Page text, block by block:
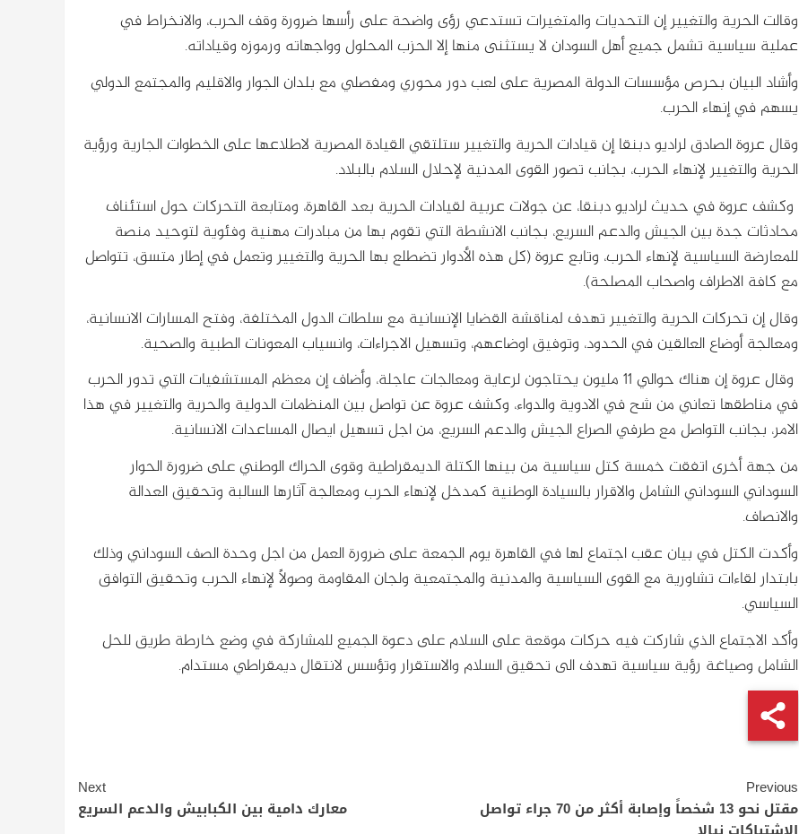
وقالت الحرية والتغيير إن التحديات والمتغيرات تستدعي رؤى واضحة على رأسها ضرورة وقف الحرب، والانخراط في
عملية سياسية تشمل جميع أهل السودان لا يستثنى منها إلا الحزب المحلول وواجهاته ورموزه وقياداته.
وأشاد البيان بحرص مؤسسات الدولة المصرية على لعب دور محوري ومفصلي مع بلدان الجوار والاقليم والمجتمع الدولي
يسهم في إنهاء الحرب.
وقال عروة الصادق لراديو دبنقا إن قيادات الحرية والتغيير ستلتقي القيادة المصرية لاطلاعها على الخطوات الجارية ورؤية
الحرية والتغيير لإنهاء الحرب، بجانب تصور القوى المدنية لإحلال السلام بالبلاد.
وكشف عروة في حديث لراديو دبنقا، عن جولات عربية لقيادات الحرية بعد القاهرة، ومتابعة التحركات حول استئناف
محادثات جدة بين الجيش والدعم السريع، بجانب الانشطة التي تقوم بها من مبادرات مهنية وفئوية لتوحيد منصة
للمعارضة السياسية لإنهاء الحرب، وتابع عروة (كل هذه الأدوار تضطلع بها الحرية والتغيير وتعمل في إطار متسق، تتواصل
مع كافة الاطراف واصحاب المصلحة).
وقال إن تحركات الحرية والتغيير تهدف لمناقشة القضايا الإنسانية مع سلطات الدول المختلفة، وفتح المسارات الانسانية،
ومعالجة أوضاع العالقين في الحدود، وتوفيق اوضاعهم، وتسهيل الاجراءات، وانسياب المعونات الطبية والصحية.
وقال عروة إن هناك حوالي 11 مليون يحتاجون لرعاية ومعالجات عاجلة، وأضاف إن معظم المستشفيات التي تدور الحرب
في مناطقها تعاني من شح في الادوية والدواء، وكشف عروة عن تواصل بين المنظمات الدولية والحرية والتغيير في هذا
الامر، بجانب التواصل مع طرفي الصراع الجيش والدعم السريع، من اجل تسهيل ايصال المساعدات الانسانية.
من جهة أخرى اتفقت خمسة كتل سياسية من بينها الكتلة الديمقراطية وقوى الحراك الوطني على ضرورة الحوار
السوداني السوداني الشامل والاقرار بالسيادة الوطنية كمدخل لإنهاء الحرب ومعالجة آثارها السالبة وتحقيق العدالة
والانصاف.
وأكدت الكتل في بيان عقب اجتماع لها في القاهرة يوم الجمعة على ضرورة العمل من اجل وحدة الصف السوداني وذلك
بابتدار لقاءات تشاورية مع القوى السياسية والمدنية والمجتمعية ولجان المقاومة وصولاً لإنهاء الحرب وتحقيق التوافق
السياسي.
وأكد الاجتماع الذي شاركت فيه حركات موقعة على السلام على دعوة الجميع للمشاركة في وضع خارطة طريق للحل
الشامل وصياغة رؤية سياسية تهدف الى تحقيق السلام والاستقرار وتؤسس لانتقال ديمقراطي مستدام.
Continue
Reading
Previous
مقتل نحو 13 شخصاً وإصابة أكثر من 70 جراء تواصل
Next
معارك دامية بين الكبابيش والدعم السريع